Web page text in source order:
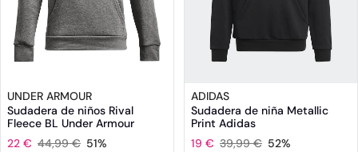
UNDER ARMOUR
Sudadera de niños Rival
Fleece BL Under Armour
22 € 44,99 € 51%
ADIDAS
Sudadera de niña Metallic
Print Adidas
19 € 39,99 € 52%